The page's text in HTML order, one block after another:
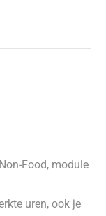
Food, module
uren, ook je